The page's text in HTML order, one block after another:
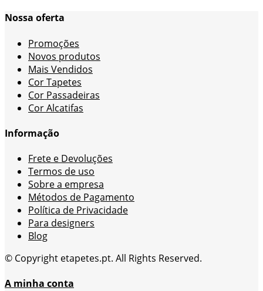
Nossa oferta
Promoções
Novos produtos
Mais Vendidos
Cor Tapetes
Cor Passadeiras
Cor Alcatifas
Informação
Frete e Devoluções
Termos de uso
Sobre a empresa
Métodos de Pagamento
Política de Privacidade
Para designers
Blog
© Copyright etapetes.pt. All Rights Reserved.
A minha conta